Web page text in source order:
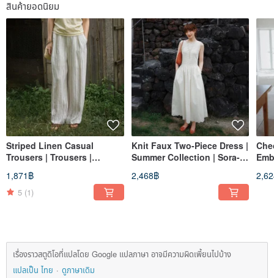
สินค้ายอดนิยม
Striped Linen Casual
Trousers | Trousers |
Summer Style | Sora-1845
1,871฿
5 (1)
Knit Faux Two-Piece Dress |
Summer Collection | Sora-
2,468฿
เรื่องราวสตูดิโอที่แปลโดย Google แปลภาษา อาจมีความผิดเพี้ยนไปบ้าง
แปลเป็น ไทย
ดูภาษาเดิม